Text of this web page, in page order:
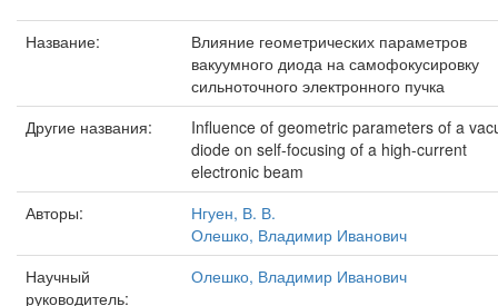
Название:
Влияние геометрических параметров
вакуумного диода на самофокусировку
сильноточного электронного пучка
Другие названия:
Influence of geometric parameters of a
diode on self-focusing of a high-current
electronic beam
Авторы:
Нгуен, В. В.
Олешко, Владимир Иванович
Научный
руководитель:
Олешко, Владимир Иванович